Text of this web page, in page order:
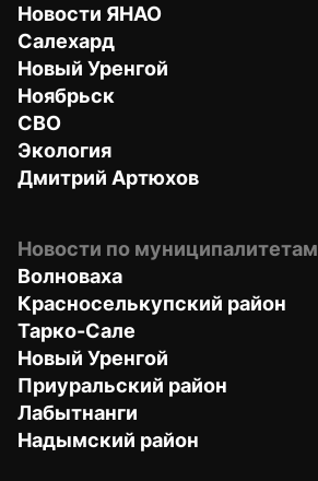
Новости ЯНАО
Салехард
Новый Уренгой
Ноябрьск
СВО
Экология
Дмитрий Артюхов
Новости по муниципалитетам
Волноваха
Красноселькупский район
Тарко-Сале
Новый Уренгой
Приуральский район
Лабытнанги
Надымский район